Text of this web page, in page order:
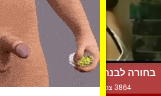
בחורה לבנה שיודעת את העב...
3864 צפיות | 4 המלצות